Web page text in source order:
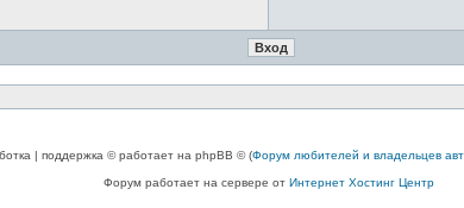
| поддержка © работает на phpBB © (Форум любителей и владельцев
Форум работает на сервере от Интернет Хостинг Центр